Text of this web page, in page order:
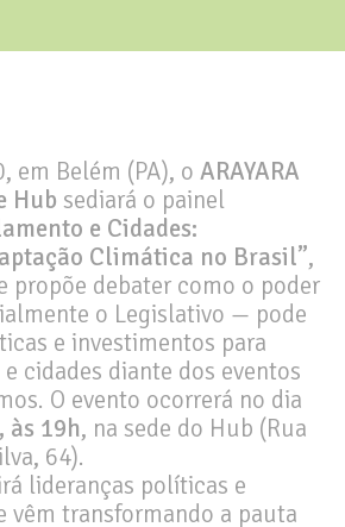
em Belém (PA), o ARAYARA
Hub sediará o painel
e Cidades:
Climática no Brasil”,
propõe debater como o poder
o Legislativo — pode
e investimentos para
cidades diante dos eventos
O evento ocorrerá no dia
às 19h, na sede do Hub (Rua
64).
lideranças políticas e
vêm transformando a pauta